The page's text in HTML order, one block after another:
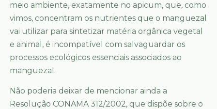
meio ambiente, exatamente no apicum, que, como
vimos, concentram os nutrientes que o manguezal
vai utilizar para sintetizar matéria orgânica vegetal
e animal, é incompatível com salvaguardar os
processos ecológicos essenciais associados ao
manguezal.
Não poderia deixar de mencionar ainda a
Resolução CONAMA 312/2002, que dispõe sobre o